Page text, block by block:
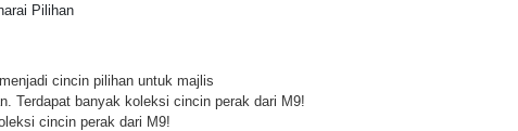
Pilihan
cincin pilihan untuk majlis
Terdapat banyak koleksi cincin perak dari M9!
cincin perak dari M9!